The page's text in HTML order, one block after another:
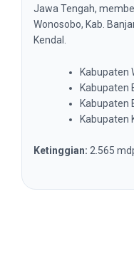
Jawa Tengah,
Wonosobo, Kab.
Kendal.
Kabupaten
Kabupaten
Kabupaten
Kabupaten
Ketinggian: 2.565